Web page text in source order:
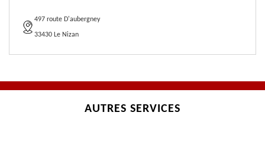
497 route D'aubergney
33430 Le Nizan
AUTRES SERVICES